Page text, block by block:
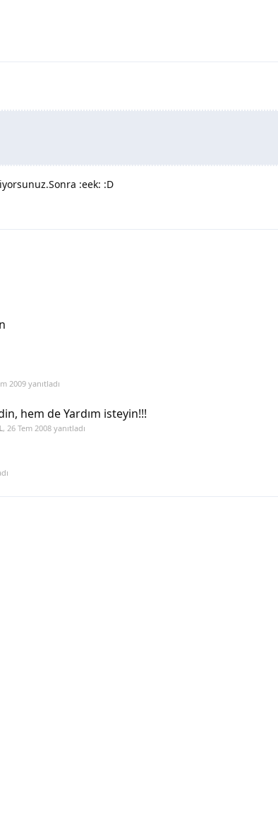
:eek: :D
2009yanıtladı
hem de Yardım isteyin!!!
, 26 Tem 2008yanıtladı